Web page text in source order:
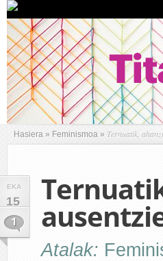
Hasiera » Feminismoa » Ternuatik,
EKA
15
1
Atalak: